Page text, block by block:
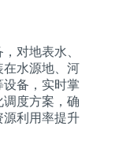
对地表水、
在水源地、河
设备，实时掌
度方案，确
源利用率提升